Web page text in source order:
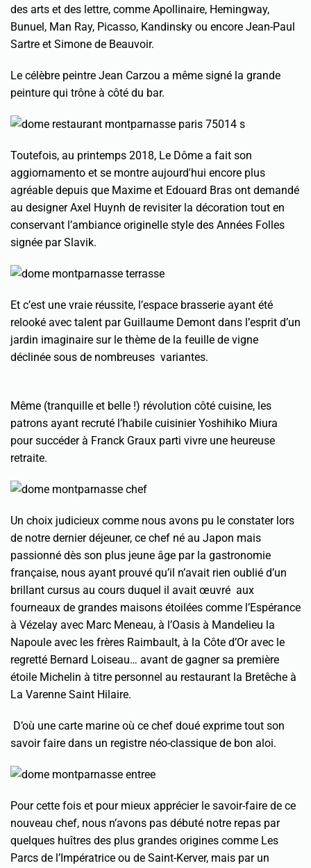
des arts et des lettre, comme Apollinaire, Hemingway,
Bunuel, Man Ray, Picasso, Kandinsky ou encore Jean-Paul
Sartre et Simone de Beauvoir.
Le célèbre peintre Jean Carzou a même signé la grande
peinture qui trône à côté du bar.
Toutefois, au printemps 2018, Le Dôme a fait son
aggiornamento et se montre aujourd'hui encore plus
agréable depuis que Maxime et Edouard Bras ont demandé
au designer Axel Huynh de revisiter la décoration tout en
conservant l’ambiance originelle style des Années Folles
signée par Slavik.
Et c’est une vraie réussite, l’espace brasserie ayant été
relooké avec talent par Guillaume Demont dans l’esprit d’un
jardin imaginaire sur le thème de la feuille de vigne
déclinée sous de nombreuses variantes.
Même (tranquille et belle !) révolution côté cuisine, les
patrons ayant recruté l’habile cuisinier Yoshihiko Miura
pour succéder à Franck Graux parti vivre une heureuse
retraite.
Un choix judicieux comme nous avons pu le constater lors
de notre dernier déjeuner, ce chef né au Japon mais
passionné dès son plus jeune âge par la gastronomie
française, nous ayant prouvé qu’il n’avait rien oublié d’un
brillant cursus au cours duquel il avait œuvré aux
fourneaux de grandes maisons étoilées comme l’Espérance
à Vézelay avec Marc Meneau, à l’Oasis à Mandelieu la
Napoule avec les frères Raimbault, à la Côte d’Or avec le
regretté Bernard Loiseau… avant de gagner sa première
étoile Michelin à titre personnel au restaurant la Bretêche à
La Varenne Saint Hilaire.
D’où une carte marine où ce chef doué exprime tout son
savoir faire dans un registre néo-classique de bon aloi.
Pour cette fois et pour mieux apprécier le savoir-faire de ce
nouveau chef, nous n’avons pas débuté notre repas par
quelques huîtres des plus grandes origines comme Les
Parcs de l’Impératrice ou de Saint-Kerver, mais par un